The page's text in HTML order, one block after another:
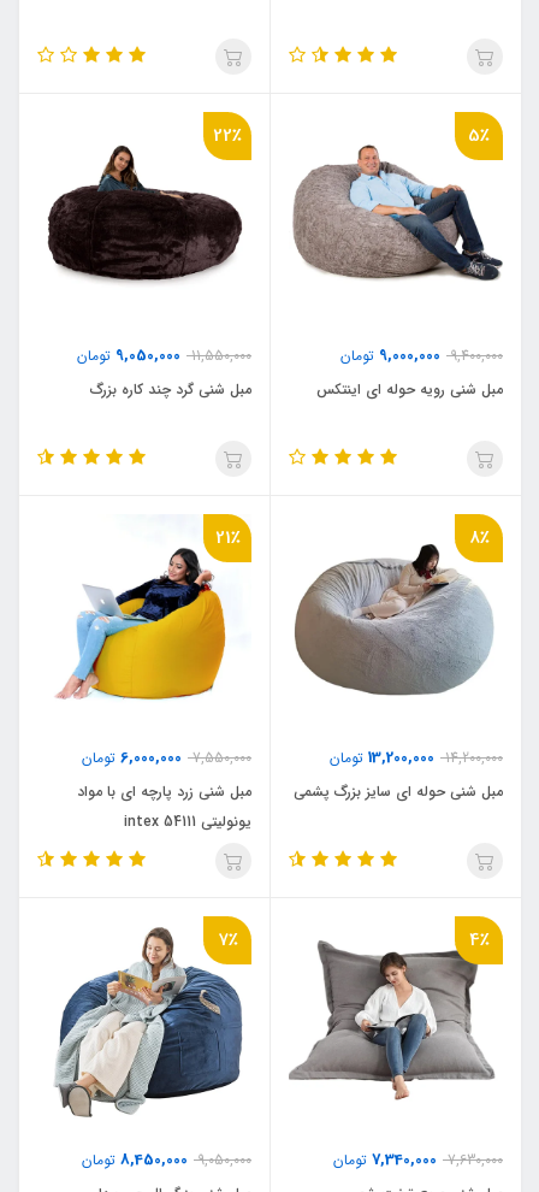
5٪
9,400,000
9,000,000 تومان
مبل شنی رویه حوله ای اینتکس
22٪
11,550,000
9,050,000 تومان
مبل شنی گرد چند کاره بزرگ
8٪
14,200,000
13,200,000 تومان
مبل شنی حوله ای سایز بزرگ پشمی
21٪
7,550,000
6,000,000 تومان
مبل شنی زرد پارچه ای با مواد
یونولیتی intex 54111
4٪
7,630,000
7,340,000 تومان
7٪
9,050,000
8,450,000 تومان